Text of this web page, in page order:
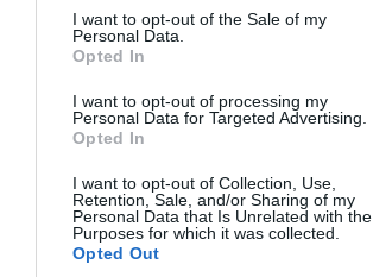
consent section.
I want to opt-out of the Sale of my
Personal Data.
Opted In
I want to opt-out of processing my
Personal Data for Targeted Advertising.
Opted In
I want to opt-out of Collection, Use,
Retention, Sale, and/or Sharing of my
Personal Data that Is Unrelated with the
Purposes for which it was collected.
Opted Out
PRONEWS.GR /ΚΟΙΝΩΝΙΑ